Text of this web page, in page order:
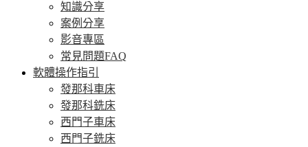
知識分享
案例分享
影音專區
常見問題FAQ
軟體操作指引
發那科車床
發那科銑床
西門子車床
西門子銑床